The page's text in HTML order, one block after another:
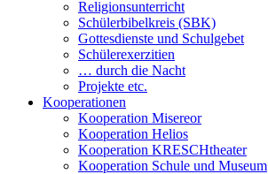
Religionsunterricht
Schülerbibelkreis (SBK)
Gottesdienste und Schulgebet
Schülerexerzitien
… durch die Nacht
Projekte etc.
Kooperationen
Kooperation Misereor
Kooperation Helios
Kooperation KRESCHtheater
Kooperation Schule und Museum